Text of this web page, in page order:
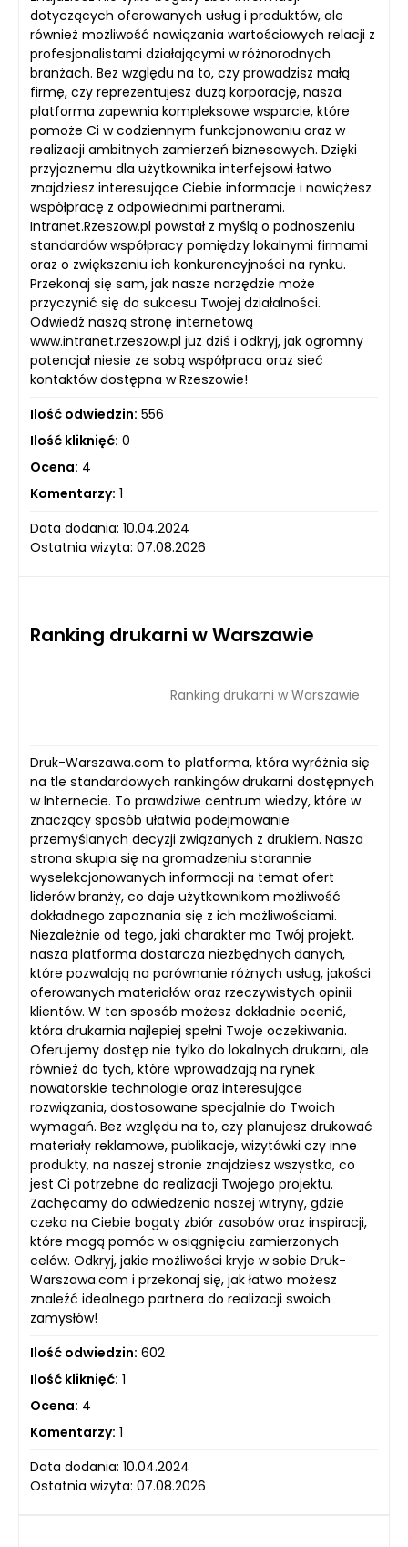
dotyczących oferowanych usług i produktów, ale
również możliwość nawiązania wartościowych relacji z
profesjonalistami działającymi w różnorodnych
branżach. Bez względu na to, czy prowadzisz małą
firmę, czy reprezentujesz dużą korporację, nasza
platforma zapewnia kompleksowe wsparcie, które
pomoże Ci w codziennym funkcjonowaniu oraz w
realizacji ambitnych zamierzeń biznesowych. Dzięki
przyjaznemu dla użytkownika interfejsowi łatwo
znajdziesz interesujące Ciebie informacje i nawiążesz
współpracę z odpowiednimi partnerami.
Intranet.Rzeszow.pl powstał z myślą o podnoszeniu
standardów współpracy pomiędzy lokalnymi firmami
oraz o zwiększeniu ich konkurencyjności na rynku.
Przekonaj się sam, jak nasze narzędzie może
przyczynić się do sukcesu Twojej działalności.
Odwiedź naszą stronę internetową
www.intranet.rzeszow.pl już dziś i odkryj, jak ogromny
potencjał niesie ze sobą współpraca oraz sieć
kontaktów dostępna w Rzeszowie!
Ilość odwiedzin: 556
Ilość kliknięć: 0
Ocena: 4
Komentarzy: 1
Data dodania: 10.04.2024
Ostatnia wizyta: 07.08.2026
Ranking drukarni w Warszawie
Ranking drukarni w Warszawie
Druk-Warszawa.com to platforma, która wyróżnia się
na tle standardowych rankingów drukarni dostępnych
w Internecie. To prawdziwe centrum wiedzy, które w
znaczący sposób ułatwia podejmowanie
przemyślanych decyzji związanych z drukiem. Nasza
strona skupia się na gromadzeniu starannie
wyselekcjonowanych informacji na temat ofert
liderów branży, co daje użytkownikom możliwość
dokładnego zapoznania się z ich możliwościami.
Niezależnie od tego, jaki charakter ma Twój projekt,
nasza platforma dostarcza niezbędnych danych,
które pozwalają na porównanie różnych usług, jakości
oferowanych materiałów oraz rzeczywistych opinii
klientów. W ten sposób możesz dokładnie ocenić,
która drukarnia najlepiej spełni Twoje oczekiwania.
Oferujemy dostęp nie tylko do lokalnych drukarni, ale
również do tych, które wprowadzają na rynek
nowatorskie technologie oraz interesujące
rozwiązania, dostosowane specjalnie do Twoich
wymagań. Bez względu na to, czy planujesz drukować
materiały reklamowe, publikacje, wizytówki czy inne
produkty, na naszej stronie znajdziesz wszystko, co
jest Ci potrzebne do realizacji Twojego projektu.
Zachęcamy do odwiedzenia naszej witryny, gdzie
czeka na Ciebie bogaty zbiór zasobów oraz inspiracji,
które mogą pomóc w osiągnięciu zamierzonych
celów. Odkryj, jakie możliwości kryje w sobie Druk-
Warszawa.com i przekonaj się, jak łatwo możesz
znaleźć idealnego partnera do realizacji swoich
zamysłów!
Ilość odwiedzin: 602
Ilość kliknięć: 1
Ocena: 4
Komentarzy: 1
Data dodania: 10.04.2024
Ostatnia wizyta: 07.08.2026